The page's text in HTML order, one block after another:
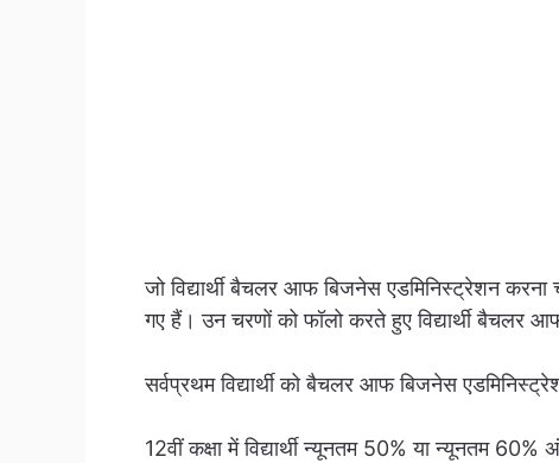
जो विद्यार्थी बैचलर आफ बिजनेस एडमिनिस्ट्रेशन
गए हैं। उन चरणों को फॉलो करते हुए विद्यार्थी बैचलर
सर्वप्रथम विद्यार्थी को बैचलर आफ बिजनेस
12वीं कक्षा में विद्यार्थी न्यूनतम 50% या न्यूनतम